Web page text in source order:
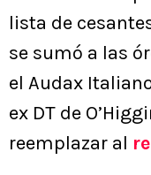
lista de
se sumó a las
el Audax
ex DT de
reemplazar al